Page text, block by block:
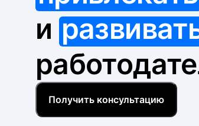
и
Получить консультацию